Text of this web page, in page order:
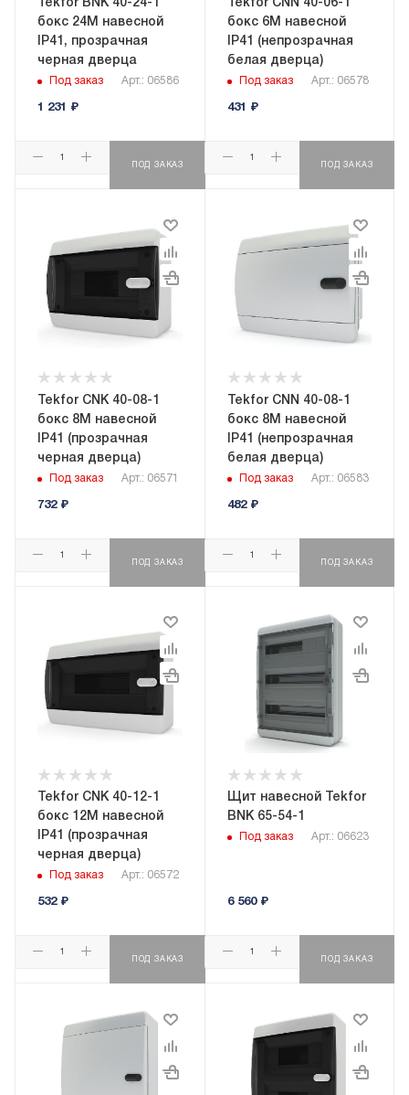
Tekfor BNK 40-24-1
бокс 24М навесной
IP41, прозрачная
черная дверца
Под заказ Арт.: 06586
1 231 ₽
ПОД ЗАКАЗ
Tekfor CNN 40-06-1
бокс 6М навесной
IP41 (непрозрачная
белая дверца)
Под заказ Арт.: 06578
431 ₽
ПОД ЗАКАЗ
Tekfor CNK 40-08-1
бокс 8М навесной
IP41 (прозрачная
черная дверца)
Под заказ Арт.: 06571
732₽
ПОД ЗАКАЗ
Tekfor CNN 40-08-1
бокс 8М навесной
IP41 (непрозрачная
белая дверца)
Под заказ Арт.: 06583
482₽
ПОД ЗАКАЗ
Tekfor CNK 40-12-1
бокс 12М навесной
IP41 (прозрачная
черная дверца)
Под заказ Арт.: 06572
532₽
ПОД ЗАКАЗ
Щит навесной Tekfor
BNK 65-54-1
Под заказ Арт.: 06623
6 560₽
ПОД ЗАКАЗ